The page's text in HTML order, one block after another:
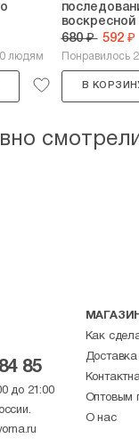
людям
680 ₽ 592 ₽
Понравилось
В
85
до 21:00
МАГАЗИН
Как
Оптовым
О нас